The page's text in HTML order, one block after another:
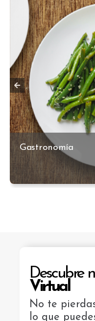
Gastronomía
Descubre
Virtual
No te
lo que